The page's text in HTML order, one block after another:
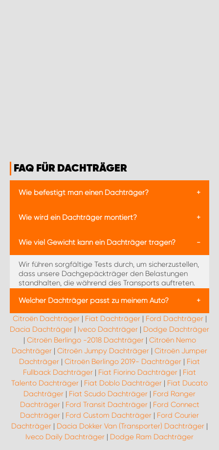
FAQ FÜR DACHTRÄGER
Wie befestigt man einen Dachträger?
Bei Transportern gibt es in der Regel werksseitig
vorbereitete Befestigungspunkte, die sogenannten
dass sie mit der Verankerungslösung des jeweiligen
Wie wird ein Dachträger montiert?
Unsere Dachträger werden speziell für jedes
Fahrzeugmodell entwickelt. Im untenstehenden Clip
sehen Sie ein allgemeines Montagevideo und bei der
Bestellung erhalten Sie eine individuelle
Montageanleitung. Sie können auch einen Termin in
einer unserer Werkstätten vereinbaren, damit Sie sich
nicht um den Einbau kümmern müssen.
Wie viel Gewicht kann ein Dachträger tragen?
Wir führen sorgfältige Tests durch, um sicherzustellen,
dass unsere Dachgepäckträger den Belastungen
standhalten, die während des Transports auftreten.
Tragkraft von 50 kg pro Dachgepäckträger. Bitte
Fahrzeugmodell geringer sein kann.
Welcher Dachträger passt zu meinem Auto?
Mit Hilfe des Fahrzeugselektors oben im Menü können
Sie Dachträger und andere Produkte für Ihr
bestimmtes Fahrzeug herausfiltern.
Citroën Dachträger| Fiat Dachträger| Ford Dachträger|
Dacia Dachträger | Iveco Dachträger | Dodge Dachträger
| Citroën Berlingo -2018 Dachträger| Citroën Nemo
Dachträger | Citroën Jumpy Dachträger | Citroën Jumper
Dachträger | Citroën Berlingo 2019- Dachträger | Fiat
Fullback Dachträger | Fiat Fiorino Dachträger | Fiat
Talento Dachträger | Fiat Doblo Dachträger | Fiat Ducato
Dachträger | Fiat Scudo Dachträger | Ford Ranger
Dachträger| Ford Transit Dachträger| Ford Connect
Dachträger | Ford Custom Dachträger | Ford Courier
Dachträger | Dacia Dokker Van (Transporter) Dachträger |
Iveco Daily Dachträger | Dodge Ram Dachträger